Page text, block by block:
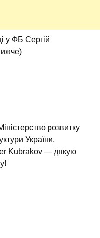
у ФБ Сергій
розвитку
України,
Kubrakov — дякую